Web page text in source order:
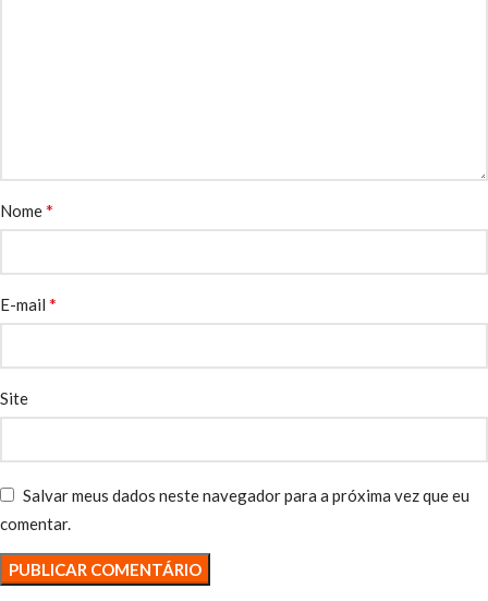
Nome*
E-mail *
Site
Salvar meus dados neste navegador para a próxima vez que eu
comentar.